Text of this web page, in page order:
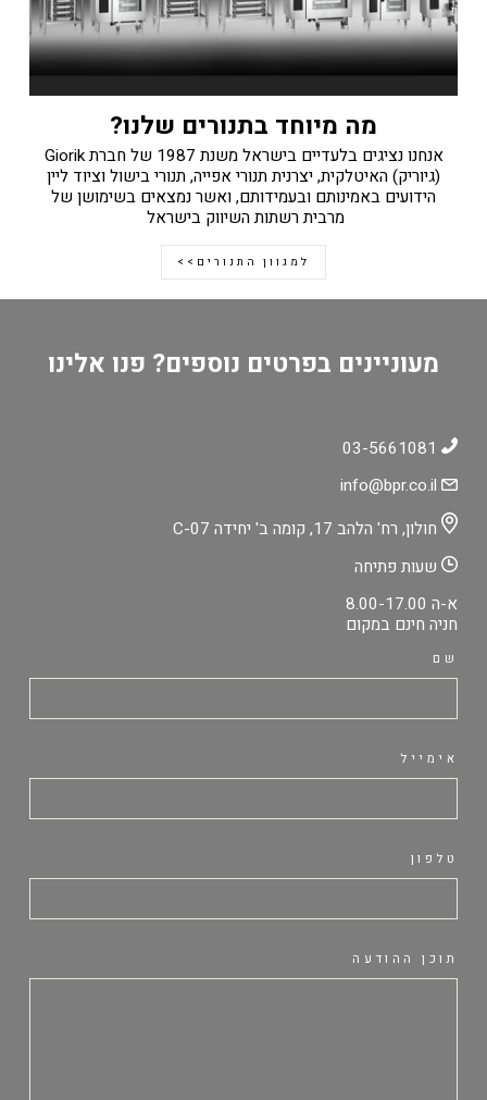
מה מיוחד בתנורים שלנו?
אנחנו נציגים בלעדיים בישראל משנת 1987 של חברת Giorik
(גיוריק) האיטלקית, יצרנית תנורי אפייה, תנורי בישול וציוד ליין
הידועים באמינותם ובעמידותם, ואשר נמצאים בשימושן של
מרבית רשתות השיווק בישראל
למגוון התנורים>>
מעוניינים בפרטים נוספים? פנו אלינו
חולון, רח' הלהב 17, קומה ב' יחידה C-07
שעות פתיחה
א-ה 8.00-17.00
חניה חינם במקום
שם
אימייל
טלפון
תוכן ההודעה